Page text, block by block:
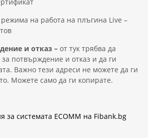
на работа на плъгина Live –
и отказ – от тук трябва да
потвърждение и отказ и да ги
Важно тези адреси не можете да ги
Можете само да ги копирате.
за системата ECOMM на Fibank.bg